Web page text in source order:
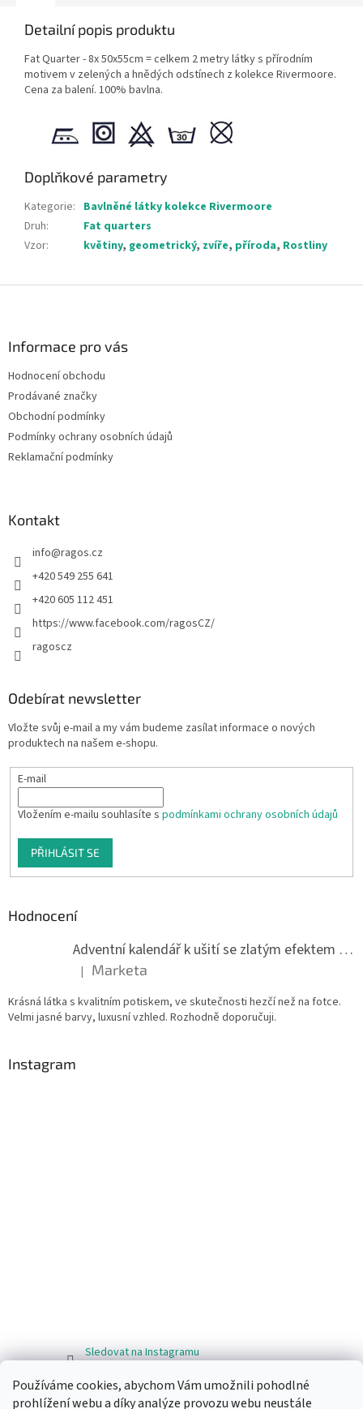
Používáme cookies, abychom Vám umožnili pohodlné
prohlížení webu a díky analýze provozu webu neustále
Detailní popis produktu
Fat Quarter - 8x 50x55cm = celkem 2 metry látky s přírodním
motivem v zelených a hnědých odstínech z kolekce Rivermoore.
Cena za balení. 100% bavlna.
Doplňkové parametry
Kategorie: Bavlněné látky kolekce Rivermoore
Druh:
Fat quarters
Vzor: květiny, geometrický, zvíře, příroda, Rostliny
Informace pro vás
Hodnocení obchodu
Prodávané značky
Obchodní podmínky
Podmínky ochrany osobních údajů
Reklamační podmínky
Kontakt
info@ragos.cz
+420 549 255 641
+420 605 112 451
https://www.facebook.com/ragosCZ/
ragoscz
Odebírat newsletter
Vložte svůj e-mail a my vám budeme zasílat informace o nových
produktech na našem e-shopu.
E-mail
Vložením e-mailu souhlasíte s podmínkami ochrany osobních údajů
PŘIHLÁSIT SE
Hodnocení
Adventní kalendář k ušití se zlatým efektem 042Q
Hodnocení produktu je 5 z 5 hvězdiček.
| Marketa
Krásná látka s kvalitním potiskem, ve skutečnosti hezčí než na fotce.
Velmi jasné barvy, luxusní vzhled. Rozhodně doporučuji.
Instagram
Sledovat na Instagramu
Facebook